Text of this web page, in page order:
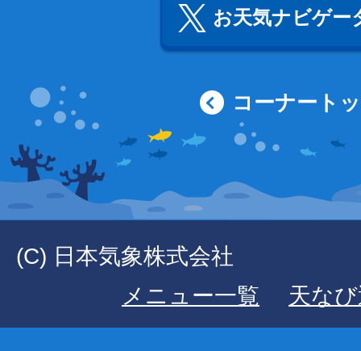
お天気ナビゲー
コーナート
(C) 日本気象株式会社
メニュー一覧
天な